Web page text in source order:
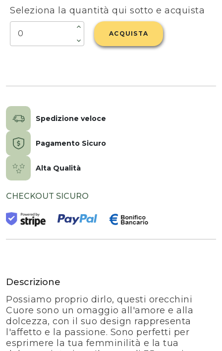
Seleziona la quantità qui sotto e acquista
ACQUISTA
Spedizione veloce
Pagamento Sicuro
Alta Qualità
CHECKOUT SICURO
Descrizione
Possiamo proprio dirlo, questi orecchini
Cuore sono un omaggio all'amore e alla
dolcezza, con il suo design rappresenta
l'affetto e la passione. Sono perfetti per
esprimere la tua femminilità e la tua